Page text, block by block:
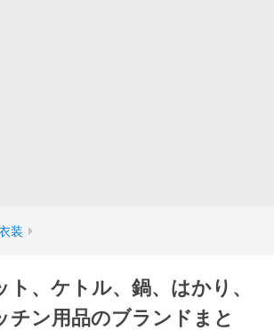
装
ト、ケトル、鍋、はかり、
チン用品のブランドまと